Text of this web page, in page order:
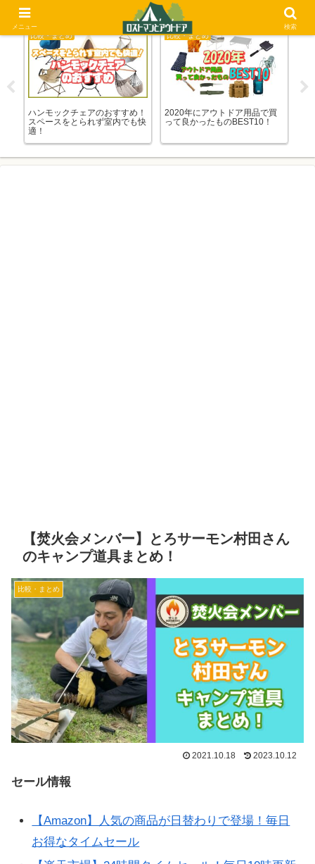
キャンプ関連
キャンプ・バーベキュー・ツー
リング！「アウトドア系」のド
ラマを観よう！
比較・まとめ
チュートリアル徳井さんのキャ
ンプ道具まとめ
【焚火会メンバー】とろサーモン村田さん
のキャンプ道具まとめ！
比較・まとめ
2021.10.18 2023.10.12
セール情報
【Amazon】人気の商品が日替わりで登場！毎日
お得なタイムセール
メニュー 検索